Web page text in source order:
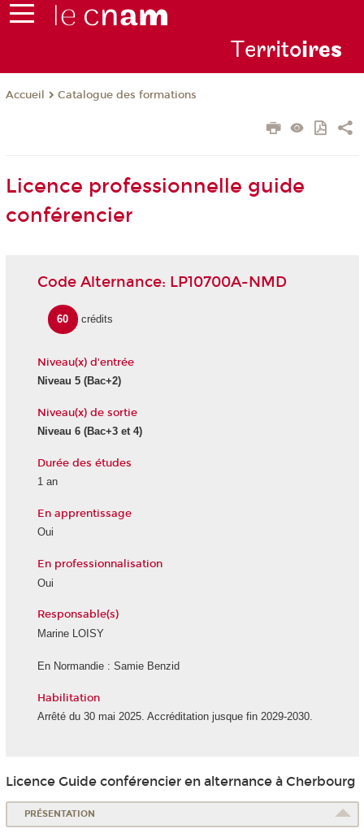
Territoires
Accueil Catalogue des formations
Licence professionnelle guide
conférencier
Code Alternance: LP10700A-NMD
60 crédits
Niveau(x) d'entrée
Niveau 5 (Bac+2)
Niveau(x) de sortie
Niveau 6 (Bac+3 et 4)
Durée des études
1 an
En apprentissage
Oui
En professionnalisation
Oui
Responsable(s)
Marine LOISY
En Normandie : Samie Benzid
Habilitation
Arrêté du 30 mai 2025. Accréditation jusque fin 2029-2030.
Licence Guide conférencier en alternance à Cherbourg
PRÉSENTATION